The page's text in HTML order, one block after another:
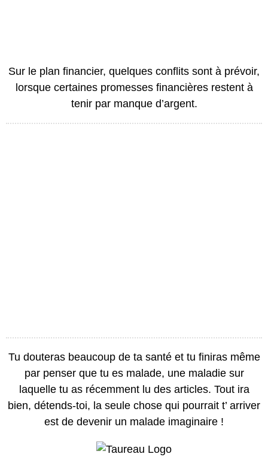
Sur le plan financier, quelques conflits sont à prévoir,
lorsque certaines promesses financières restent à
tenir par manque d’argent.
Tu douteras beaucoup de ta santé et tu finiras même
par penser que tu es malade, une maladie sur
laquelle tu as récemment lu des articles. Tout ira
bien, détends-toi, la seule chose qui pourrait t’ arriver
est de devenir un malade imaginaire !